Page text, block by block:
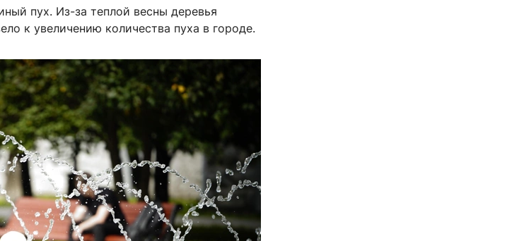
пух. Из-за теплой весны деревья
к увеличению количества пуха в городе.